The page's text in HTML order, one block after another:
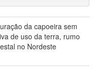
da capoeira sem
de uso da terra, rumo
no Nordeste